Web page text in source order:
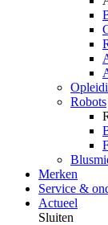
Robots
Merken
Service &
Actueel
Sluiten